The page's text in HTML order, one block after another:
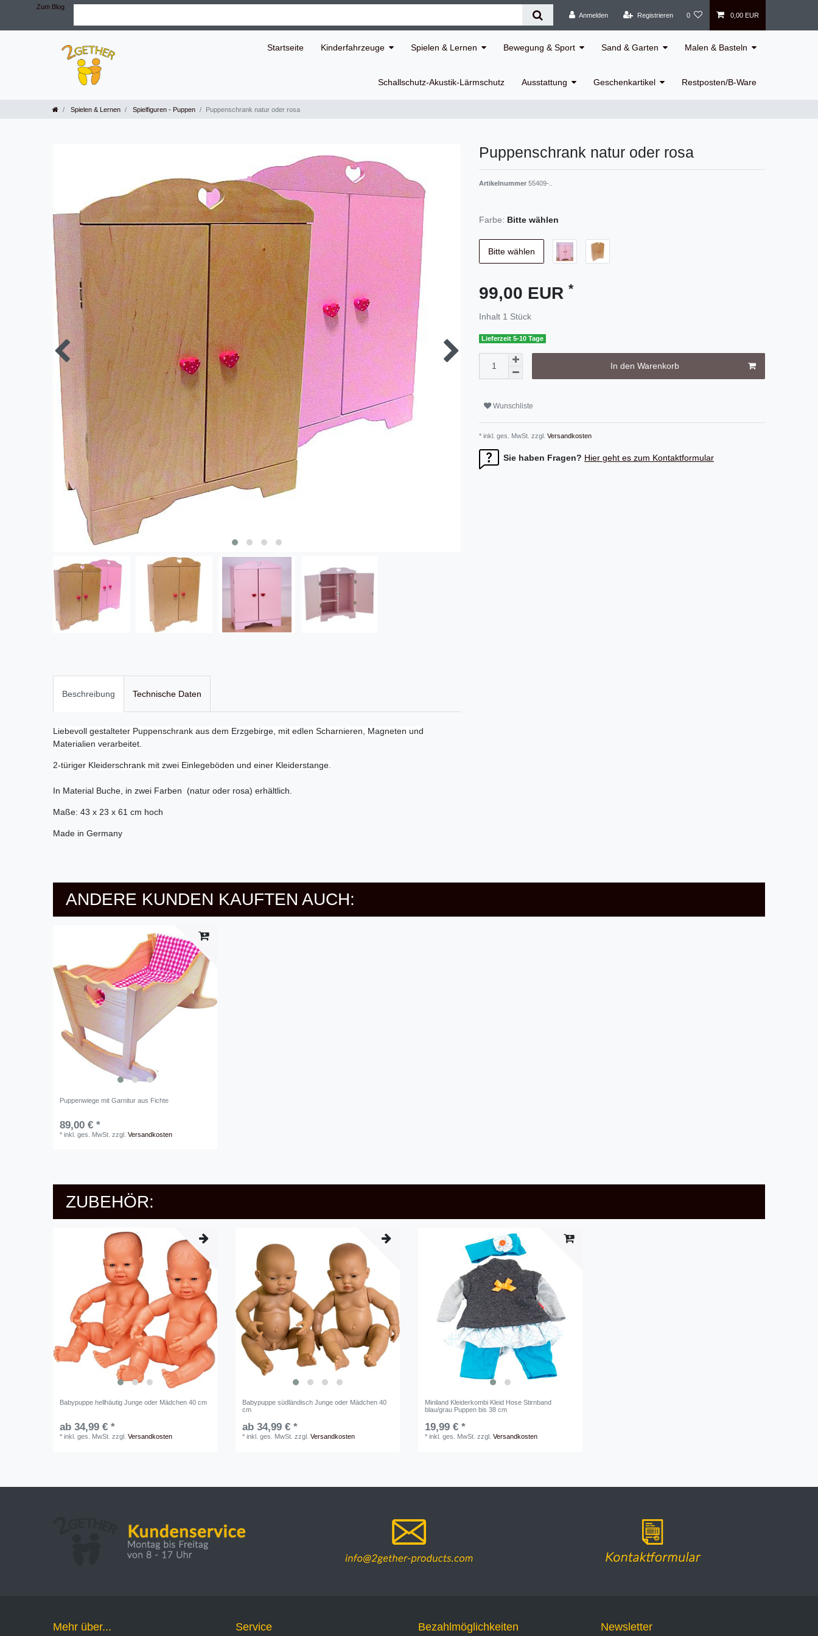
Zum Blog
Anmelden
Registrieren 0 0,00 EUR
Startseite Kinderfahrzeuge Spielen & Lernen Bewegung & Sport Sand & Garten Malen & Basteln
Schallschutz-Akustik-Lärmschutz Ausstattung Geschenkartikel Restposten/B-Ware
Spielen & Lernen Spielfiguren - Puppen Puppenschrank natur oder rosa
Puppenschrank natur oder rosa
Artikelnummer 55409-..
Farbe: Bitte wählen
Bitte wählen
99,00 EUR *
Inhalt 1 Stück
Lieferzeit 5-10 Tage
In den Warenkorb
Wunschliste
* inkl. ges. MwSt. zzgl. Versandkosten
Sie haben Fragen? Hier geht es zum Kontaktformular
Beschreibung Technische Daten
Liebevoll gestalteter Puppenschrank aus dem Erzgebirge, mit edlen Scharnieren, Magneten und
Materialien verarbeitet.
2-türiger Kleiderschrank mit zwei Einlegeböden und einer Kleiderstange.
In Material Buche, in zwei Farben (natur oder rosa) erhältlich.
Maße: 43 x 23 x 61 cm hoch
Made in Germany
ANDERE KUNDEN KAUFTEN AUCH:
Puppenwiege mit Garnitur aus Fichte
89,00 € *
*inkl. ges. MwSt. zzgl.Versandkosten
ZUBEHÖR:
Babypuppe hellhäutig Junge oder Mädchen 40 cm
ab 34,99 € *
*inkl. ges. MwSt. zzgl.Versandkosten
Babypuppe südländisch Junge oder Mädchen 40
cm
ab 34,99 € *
*inkl. ges. MwSt. zzgl.Versandkosten
Miniland Kleiderkombi Kleid Hose Stirnband
blau/grau Puppen bis 38 cm
19,99 € *
*inkl. ges. MwSt. zzgl.Versandkosten
Mehr über... Service Bezahlmöglichkeiten Newsletter